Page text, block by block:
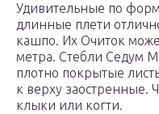
Удивительные по
длинные плети
кашпо. Их Очиток
метра. Стебли Седум
плотно покрытые
к верху заостренные.
клыки или когти.